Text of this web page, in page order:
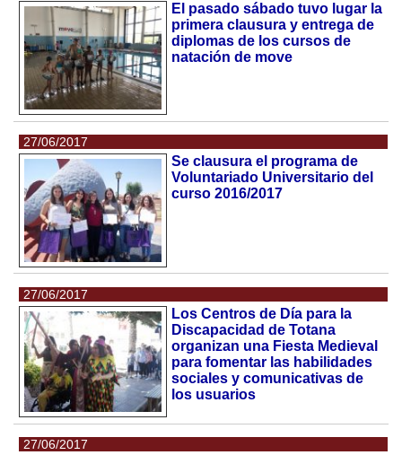
El pasado sábado tuvo lugar la
primera clausura y entrega de
diplomas de los cursos de
natación de move
27/06/2017
Se clausura el programa de
Voluntariado Universitario del
curso 2016/2017
27/06/2017
Los Centros de Día para la
Discapacidad de Totana
organizan una Fiesta Medieval
para fomentar las habilidades
sociales y comunicativas de
los usuarios
27/06/2017